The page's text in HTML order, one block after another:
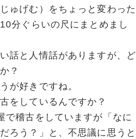
ゅげむ）をちょっと変わった
分ぐらいの尺にまとめまし
話と人情話がありますが、ど
？
が好きですね。
をしているんですか？
で稽古をしていますが「なに
ろう？」と、不思議に思うと